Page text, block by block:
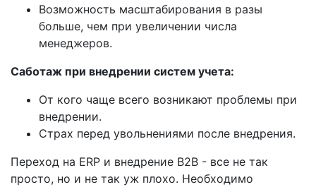
Возможность масштабирования в разы
больше, чем при увеличении числа
менеджеров.
Саботаж при внедрении систем учета:
От кого чаще всего возникают проблемы при
внедрении.
Страх перед увольнениями после внедрения.
Переход на ERP и внедрение B2B - все не так
просто, но и не так уж плохо. Необходимо